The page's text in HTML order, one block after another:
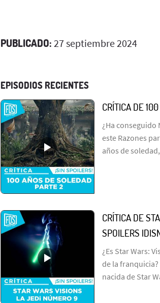
PUBLICADO: 27 septiembre 2024
EPISODIOS RECIENTES
CRÍTICA DE
¿Ha conseguido
este Razones
años de
CRÍTICA DE
SPOILERS
¿Es Star Wars:
de la
nacida de Star